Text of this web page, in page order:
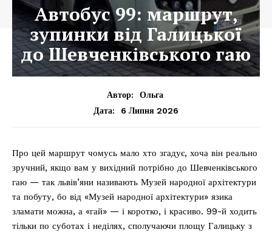
Автобус 99: маршрут,
зупинки від Галицької
до Шевченківського гаю
Автор:
Ольга
Дата:
6 Липня 2026
Про цей маршрут чомусь мало хто згадує, хоча він реально
зручний, якщо вам у вихідний потрібно до Шевченківського
гаю — так львів’яни називають Музей народної архітектури
та побуту, бо від «Музей народної архітектури» язика
зламати можна, а «гай» — і коротко, і красиво. 99-й ходить
тільки по суботах і неділях, сполучаючи площу Галицьку з